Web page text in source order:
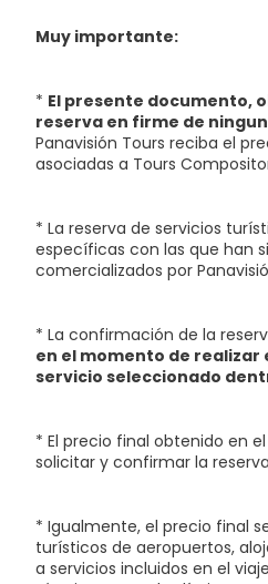
Muy importante:
* El presente documento,
reserva en firme de
Panavisión Tours reciba el
asociadas a Tours
* La reserva de servicios
específicas con las que han
comercializados por
* La confirmación de la
en el momento de realizar
servicio seleccionado
* El precio final obtenido en
solicitar y confirmar la
* Igualmente, el precio final
turísticos de aeropuertos,
a servicios incluidos en el